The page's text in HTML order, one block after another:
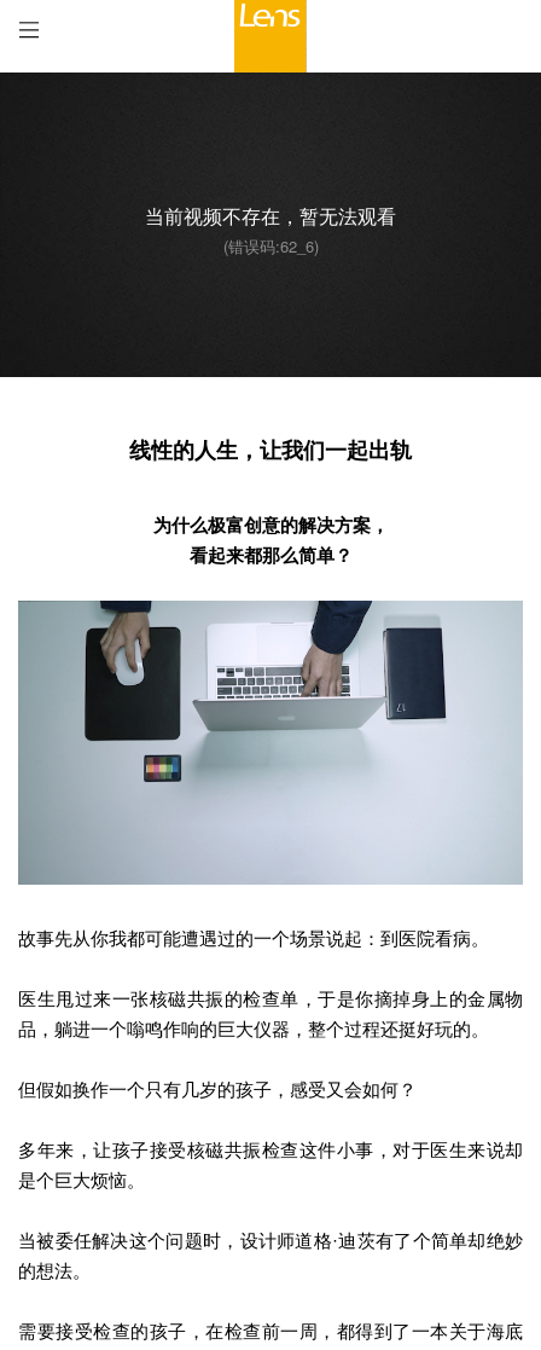
当前视频不存在，暂无法观看
(错误码:62_6)
线性的人生，让我们一起出轨
为什么极富创意的解决方案，
看起来都那么简单？
故事先从你我都可能遭遇过的一个场景说起：到医院看病。
医生甩过来一张核磁共振的检查单，于是你摘掉身上的金属物
品，躺进一个嗡鸣作响的巨大仪器，整个过程还挺好玩的。
但假如换作一个只有几岁的孩子，感受又会如何？
多年来，让孩子接受核磁共振检查这件小事，对于医生来说却
是个巨大烦恼。
当被委任解决这个问题时，设计师道格·迪茨有了个简单却绝妙
的想法。
需要接受检查的孩子，在检查前一周，都得到了一本关于海底